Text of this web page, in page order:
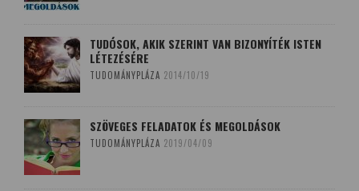
TUDÓSOK, AKIK SZERINT VAN BIZONYÍTÉK ISTEN
LÉTEZÉSÉRE
TUDOMÁNYPLÁZA 2014/10/19
SZÖVEGES FELADATOK ÉS MEGOLDÁSOK
TUDOMÁNYPLÁZA 2019/04/09